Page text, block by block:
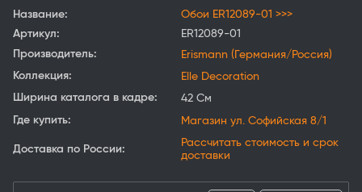
Название:
Обои ER12089-01 >>>
Артикул:
ER12089-01
Производитель:
Erismann (Германия/Россия)
Коллекция:
Elle Decoration
Ширина каталога в кадре:
42 См
Где купить:
Магазин ул. Софийская 8/1
Доставка по России:
Рассчитать стоимость и срок
доставки